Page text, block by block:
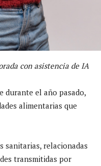
con asistencia de IA
durante el año pasado,
alimentarias que
sanitarias, relacionadas
transmitidas por